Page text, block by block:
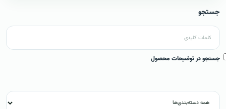
جستجو
جستجو در توضیحات محصول